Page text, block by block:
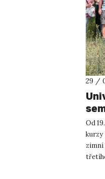
29 /
Od
kurzy
zimní